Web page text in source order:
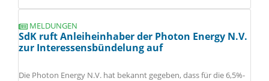
MELDUNGEN
SdK ruft Anleiheinhaber der Photon Energy N.V.
zur Interessensbündelung auf
Die Photon Energy N.V. hat bekannt gegeben, dass für die 6,5%-